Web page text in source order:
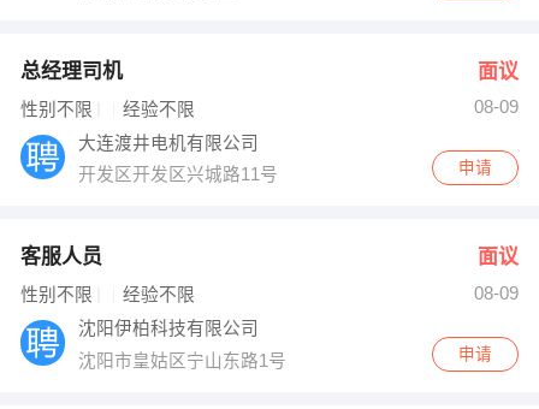
网络IT
快递员
收银员 技术员/工程师
出纳
编辑
总经理司机 面议
性别不限 经验不限
08-09
大连渡井电机有限公司
开发区开发区兴城路11号
申请
客服人员 面议
性别不限 经验不限
08-09
沈阳伊柏科技有限公司
沈阳市皇姑区宁山东路1号
申请